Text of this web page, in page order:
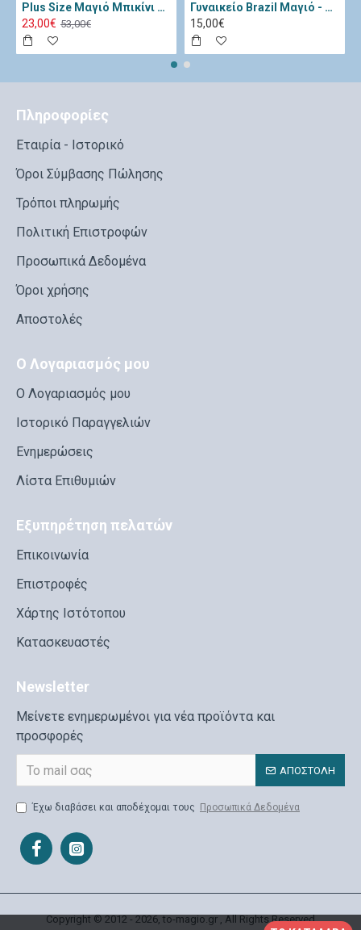
Plus Size Μαγιό Μπικίνι Lorin Μαύρο Λευκό L-3065
23,00€ 53,00€
Γυναικείο Brazil Μαγιό - Katia Μαύρο 11334-Black
15,00€
Πληροφορίες
Εταιρία - Ιστορικό
Όροι Σύμβασης Πώλησης
Τρόποι πληρωμής
Πολιτική Επιστροφών
Προσωπικά Δεδομένα
Όροι χρήσης
Αποστολές
Ο Λογαριασμός μου
Ο Λογαριασμός μου
Ιστορικό Παραγγελιών
Ενημερώσεις
Λίστα Επιθυμιών
Εξυπηρέτηση πελατών
Επικοινωνία
Επιστροφές
Χάρτης Ιστότοπου
Κατασκευαστές
Newsletter
Μείνετε ενημερωμένοι για νέα προϊόντα και
προσφορές
ΑΠΟΣΤΟΛΉ
Έχω διαβάσει και αποδέχομαι τους Προσωπικά Δεδομένα
Copyright © 2012 - 2026, to-magio.gr , All Rights Reserved